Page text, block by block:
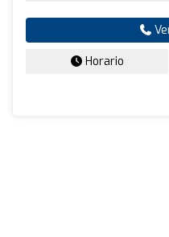
Horario